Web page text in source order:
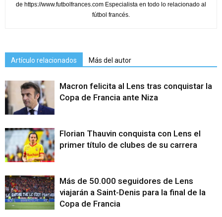
de https://www.futbolfrances.com Especialista en todo lo relacionado al
fútbol francés.
Artículo relacionados Más del autor
Macron felicita al Lens tras conquistar la
Copa de Francia ante Niza
Florian Thauvin conquista con Lens el
primer título de clubes de su carrera
Más de 50.000 seguidores de Lens
viajarán a Saint-Denis para la final de la
Copa de Francia